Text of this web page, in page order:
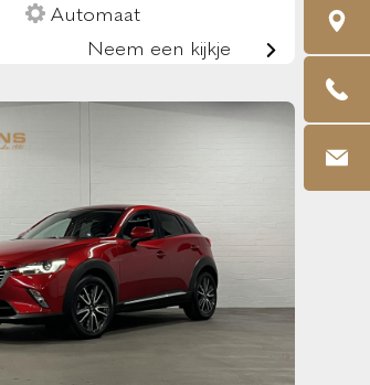
Automaat
Neem een kijkje